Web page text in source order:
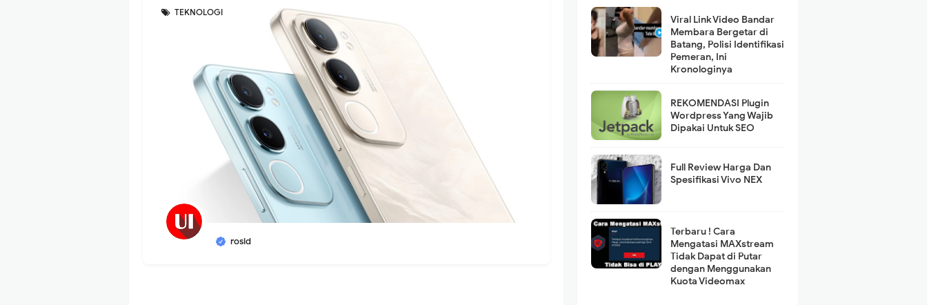
TEKNOLOGI
rosid
Viral Link Video Bandar
Membara Bergetar di
Batang, Polisi Identifikasi
Pemeran, Ini
Kronologinya
REKOMENDASI Plugin
Wordpress Yang Wajib
Dipakai Untuk SEO
Full Review Harga Dan
Spesifikasi Vivo NEX
Terbaru ! Cara
Mengatasi MAXstream
Tidak Dapat di Putar
dengan Menggunakan
Kuota Videomax